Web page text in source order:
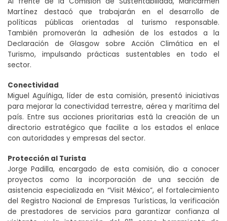
Martínez destacó que trabajarán en el desarrollo de
políticas públicas orientadas al turismo responsable.
También promoverán la adhesión de los estados a la
Declaración de Glasgow sobre Acción Climática en el
Turismo, impulsando prácticas sustentables en todo el
sector.
Conectividad
Miguel Aguíñiga, líder de esta comisión, presentó iniciativas
para mejorar la conectividad terrestre, aérea y marítima del
país. Entre sus acciones prioritarias está la creación de un
directorio estratégico que facilite a los estados el enlace
con autoridades y empresas del sector.
Protección al Turista
Jorge Padilla, encargado de esta comisión, dio a conocer
proyectos como la incorporación de una sección de
asistencia especializada en “Visit México”, el fortalecimiento
del Registro Nacional de Empresas Turísticas, la verificación
de prestadores de servicios para garantizar confianza al